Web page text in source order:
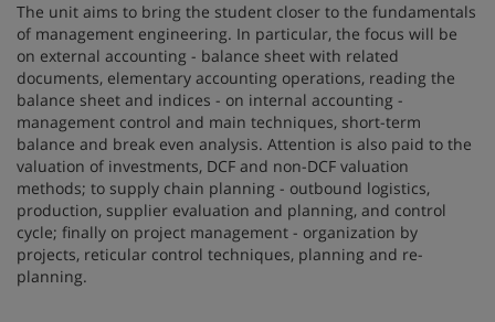
The unit aims to bring the student closer to the fundamentals
of management engineering. In particular, the focus will be
on external accounting - balance sheet with related
documents, elementary accounting operations, reading the
balance sheet and indices - on internal accounting -
management control and main techniques, short-term
balance and break even analysis. Attention is also paid to the
valuation of investments, DCF and non-DCF valuation
methods; to supply chain planning - outbound logistics,
production, supplier evaluation and planning, and control
cycle; finally on project management - organization by
projects, reticular control techniques, planning and re-
planning.